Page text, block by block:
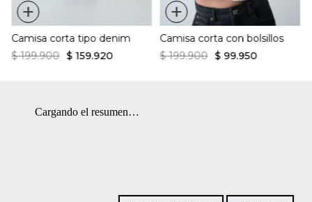
+
Camisa corta tipo denim
$ 199.900 $ 159.920
+
Camisa corta con bolsillos
$ 199.900 $ 99.950
Cargando el resumen…